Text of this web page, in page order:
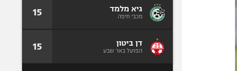
גיא מלמד
מכבי חיפה 15
דן ביטון
הפועל באר שבע 15